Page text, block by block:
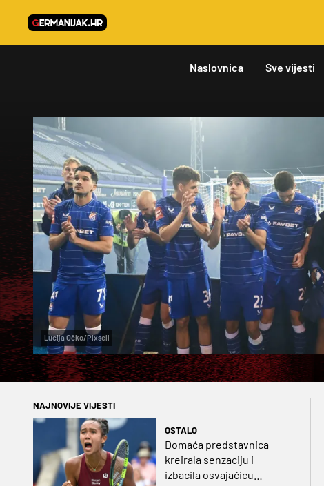
Naslovnica Sve vijesti
Lucija Očko/Pixsell
NAJNOVIJE VIJESTI
OSTALO
Domaća predstavnica
kreirala senzaciju i
izbacila osvajačicu